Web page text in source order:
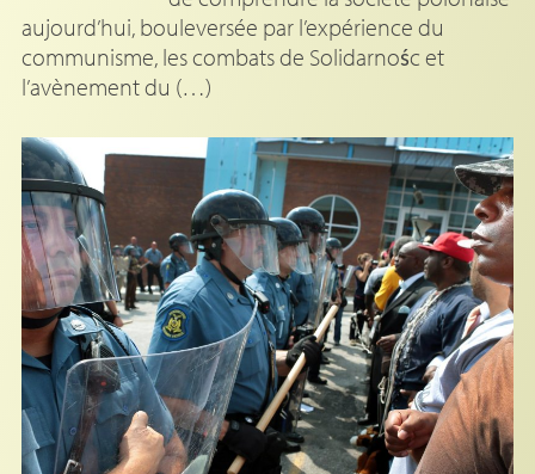
aujourd’hui, bouleversée par l’expérience du
communisme, les combats de Solidarnośc et
l’avènement du (…)